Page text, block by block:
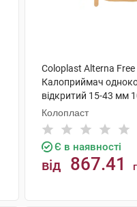
Coloplast Alterna Free
Калоприймач
відкритий 15-43 мм
Колопласт
Є в наявності
від 867.41